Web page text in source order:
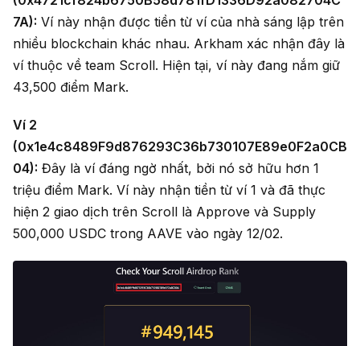
7A): Ví này nhận được tiền từ ví của nhà sáng lập trên
nhiều blockchain khác nhau. Arkham xác nhận đây là
ví thuộc về team Scroll. Hiện tại, ví này đang nắm giữ
43,500 điểm Mark.
Ví 2
(0x1e4c8489F9d876293C36b730107E89e0F2a0CB
04): Đây là ví đáng ngờ nhất, bởi nó sở hữu hơn 1
triệu điểm Mark. Ví này nhận tiền từ ví 1 và đã thực
hiện 2 giao dịch trên Scroll là Approve và Supply
500,000 USDC trong AAVE vào ngày 12/02.